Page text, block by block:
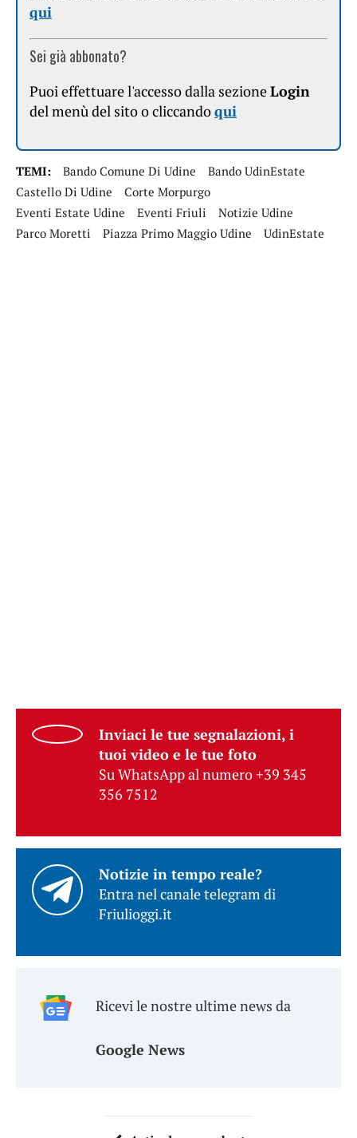
qui
Sei già abbonato?
Puoi effettuare l'accesso dalla sezioneLogin
del menù del sito o cliccandoqui
TEMI: Bando Comune Di Udine
Bando UdinEstate
Castello Di Udine
Corte Morpurgo
Eventi Estate Udine
Eventi Friuli
Notizie Udine
Parco Moretti
Piazza Primo Maggio Udine UdinEstate
Inviaci le tue segnalazioni, i
tuoi video e le tue foto
Su WhatsApp al numero +39 345
356 7512
Notizie in tempo reale?
Entra nel canale telegram di
Friulioggi.it
Ricevi le nostre ultime news da
Google News